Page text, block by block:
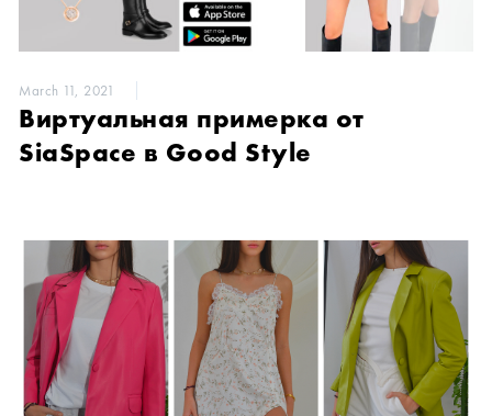
March 11, 2021
Виртуальная примерка от
SiaSpace в Good Style